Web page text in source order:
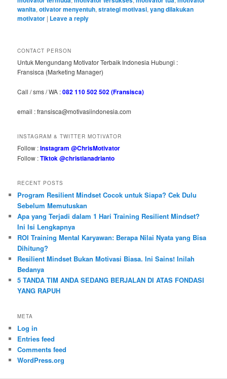
wanita,otivator menyentuh,strategi motivasi,yang dilakukan
motivator | Leave a reply
CONTACT PERSON
Untuk Mengundang Motivator Terbaik Indonesia Hubungi :
Fransisca (Marketing Manager)
Call / sms / WA :082 110 502 502 (Fransisca)
email : fransisca@motivasiindonesia.com
INSTAGRAM & TWITTER MOTIVATOR
Follow :Instagram @ChrisMotivator
Follow :Tiktok @christianadrianto
RECENT POSTS
Program Resilient Mindset Cocok untuk Siapa? Cek Dulu
Sebelum Memutuskan
Apa yang Terjadi dalam 1 Hari Training Resilient Mindset?
Ini Isi Lengkapnya
ROI Training Mental Karyawan: Berapa Nilai Nyata yang Bisa
Dihitung?
Resilient Mindset Bukan Motivasi Biasa. Ini Sains! Inilah
Bedanya
5 TANDA TIM ANDA SEDANG BERJALAN DI ATAS FONDASI
YANG RAPUH
META
Log in
Entries feed
Comments feed
WordPress.org